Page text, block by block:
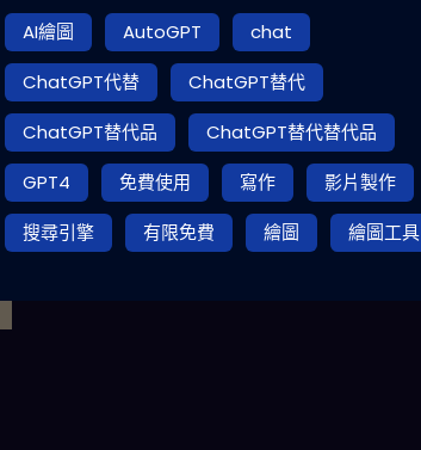
AI繪圖 AutoGPT
chat
ChatGPT代替
ChatGPT替代
ChatGPT替代品
ChatGPT替代替代品
GPT4
免費使用 寫作
影片製作
搜尋引擎
有限免費 繪圖 繪圖工具